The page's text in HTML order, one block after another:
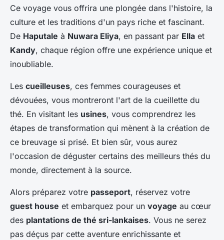
Ce voyage vous offrira une plongée dans l'histoire, la
culture et les traditions d'un pays riche et fascinant.
De Haputale à Nuwara Eliya, en passant par Ella et
Kandy, chaque région offre une expérience unique et
inoubliable.
Les cueilleuses, ces femmes courageuses et
dévouées, vous montreront l'art de la cueillette du
thé. En visitant les usines, vous comprendrez les
étapes de transformation qui mènent à la création de
ce breuvage si prisé. Et bien sûr, vous aurez
l'occasion de déguster certains des meilleurs thés du
monde, directement à la source.
Alors préparez votre passeport, réservez votre
guest house et embarquez pour un voyage au cœur
des plantations de thé sri-lankaises. Vous ne serez
pas déçus par cette aventure enrichissante et